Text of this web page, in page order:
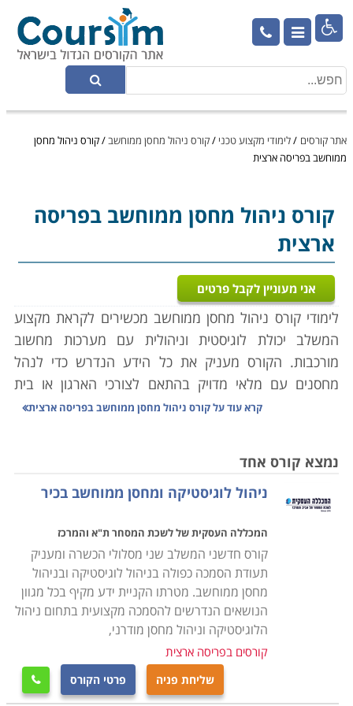

אתר קורסים /לימודי מקצוע טכני /קורס ניהול מחסן ממוחשב/קורס ניהול מחסן
ממוחשב בפריסה ארצית
קורס ניהול מחסן ממוחשב בפריסה
ארצית
אני מעוניין לקבל פרטים
לימודי קורס ניהול מחסן ממוחשב מכשירים לקראת מקצוע
המשלב יכולת לוגיסטית וניהולית עם מערכות מחשוב
מורכבות. הקורס מעניק את כל הידע הנדרש כדי לנהל
מחסנים עם מלאי מדויק בהתאם לצורכי הארגון או בית
העסק, סחר יבוא ויצוא, מעקב אחר סחורות נכנסות ויוצאות
הלימודים בקורס ניהול מחסן הינם מקצועיים ביותר,
במסגרת הקורס יועברו שיעורים במגוון נושאים: מבנה
הארגון, רכישה ומכירה של סחורות, כללי היבוא והיצוא,
אחזקת מלאי, ניהול המערך האנושי במחסני החברה, מושגי
יסוד מקצועיים בתחום הלוגיסטיקה הארגונית, הכרת סוגי
התוכנות השונות לניהול מלאי ועוד נושאים רבים בתחום זה.
הקורס אינו מצריך כל ידע מוקדם ועל כן מתאים הן לחיילים
משוחררים שעסקו באפסנאות בצבא, או לחסרי ניסיון הרוצים
להשתלב במערך הלוגיסטי בחברה שכן, מדובר במקצוע
קרא עוד עלקורס ניהול מחסן ממוחשב בפריסה ארצית
נמצא קורס אחד
ניהול לוגיסטיקה ומחסן ממוחשב בכיר
המכללה העסקית של לשכת המסחר ת"א והמרכז
קורס חדשני המשלב שני מסלולי הכשרה ומעניק
תעודת הסמכה כפולה בניהול לוגיסטיקה ובניהול
מחסן ממוחשב. מטרתו הקניית ידע מקיף בכל מגוון
הנושאים הנדרשים להסמכה מקצועית בתחום ניהול
הלוגיסטיקה וניהול מחסן מודרני,
קורסים בפריסה ארצית
שליחת פניה פרטי הקורס 